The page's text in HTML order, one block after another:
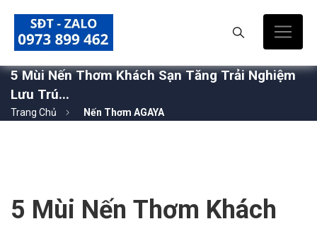
5 Mùi Nến Thơm Khách Sạn Tăng Trải Nghiệm
Lưu Trú...
Trang Chủ Nến Thơm AGAYA
5 Mùi Nến Thơm Khách